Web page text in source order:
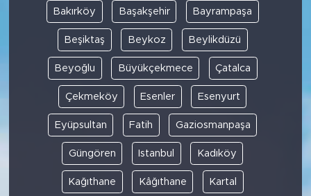
Bakırköy Başakşehir Bayrampaşa
Beşiktaş Beykoz Beylikdüzü
Beyoğlu Büyükçekmece Çatalca
Çekmeköy Esenler Esenyurt
Eyüpsultan Fatih Gaziosmanpaşa
Güngören Istanbul Kadıköy
Kağıthane Kâğıthane Kartal
SPOR
KÜLTÜR SANAT
YAŞAM
TARİHTEN GÜNÜMÜZE
TARİH
KADIN